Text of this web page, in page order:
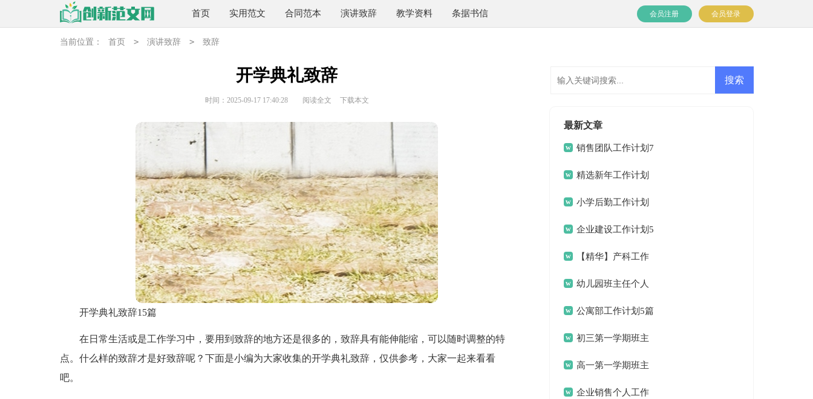
首页 实用范文 合同范本 演讲致辞 教学资料 条据书信 会员登录
会员注册
当前位置： 首页 > 演讲致辞 > 致辞
开学典礼致辞
时间：2025-09-17 17:40:28 阅读全文 下载本文
开学典礼致辞15篇
在日常生活或是工作学习中，要用到致辞的地方还是很多的，致辞具有能伸能缩，可以随时调整的特
点。什么样的致辞才是好致辞呢？下面是小编为大家收集的开学典礼致辞，仅供参考，大家一起来看看
吧。
最新文章
销售团队工作计划7
篇 精选新年工作计划
范文锦集八篇
小学后勤工作计划
企业建设工作计划5
篇 【精华】产科工作
计划3篇
幼儿园班主任个人
工作计划
公寓部工作计划5篇
初三第一学期班主
任工作计划
高一第一学期班主
任工作计划
企业销售个人工作